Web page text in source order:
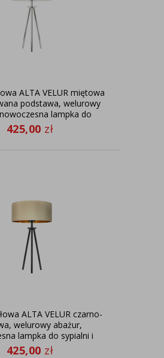
ALTA VELUR miętowa
podstawa, welurowy
lampka do
sypialni i salonu
425,00 zł
ALTA VELUR czarno-
welurowy abażur,
lampka do sypialni i
salonu
425,00 zł